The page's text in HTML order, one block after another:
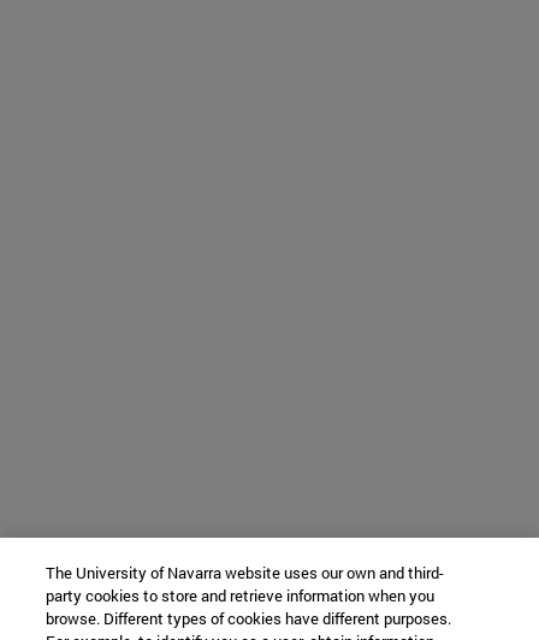
The University of Navarra website uses our own and third-
party cookies to store and retrieve information when you
browse. Different types of cookies have different purposes.